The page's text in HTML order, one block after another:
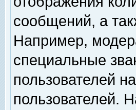
сообщений, а
Например,
специальные
пользователей
пользователей.